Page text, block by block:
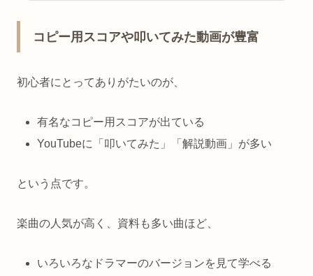
コピー用スコアや叩いてみた動画が豊富
初心者にとってありがたいのが、
有名なコピー用スコアが出ている
YouTubeに「叩いてみた」「解説動画」が多い
という点です。
楽曲の人気が高く、資料も多い曲ほど、
いろいろなドラマーのバージョンを見て学べる